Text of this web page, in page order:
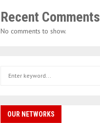
Recent Comments
No comments to show.
OUR NETWORKS